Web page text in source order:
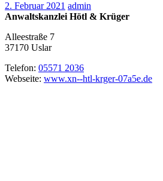
2. Februar 2021 admin
Anwaltskanzlei Hötl & Krüger
Alleestraße 7
37170 Uslar
Telefon: 05571 2036
Webseite: www.xn--htl-krger-07a5e.de